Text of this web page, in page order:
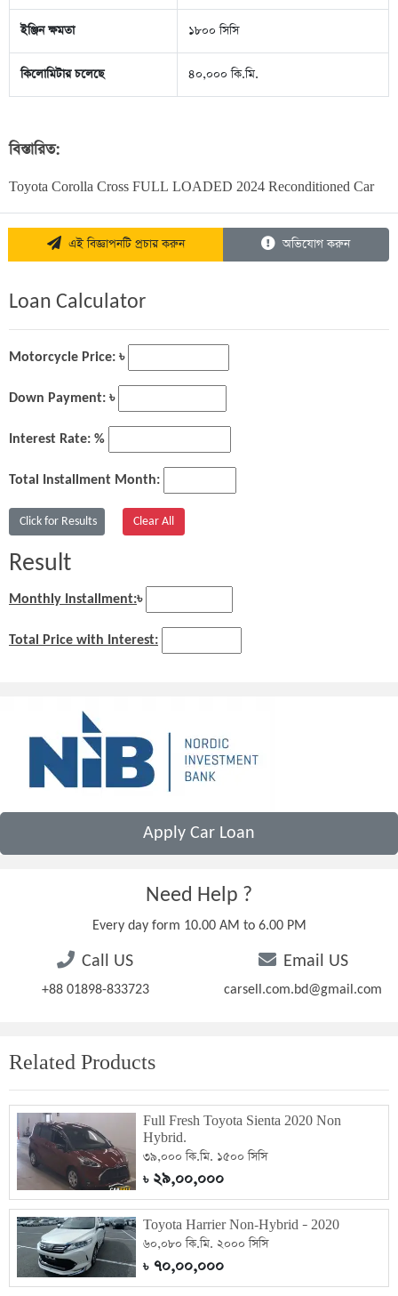
ইঞ্জিন ক্ষমতা ১৮০০ সিসি
কিলোমিটার চলেছে ৪০,০০০ কি.মি.
বিস্তারিত:
Toyota Corolla Cross FULL LOADED 2024 Reconditioned Car
এই বিজ্ঞাপনটি প্রচার করুন অভিযোগ করুন
Loan Calculator
Motorcycle Price: ৳
Down Payment: ৳
Interest Rate: %
Total Installment Month:
Result
Monthly Installment:৳
Total Price with Interest:
Apply Car Loan
Need Help ?
Every day form 10.00 AM to 6.00 PM
Call US
+88 01898-833723
Email US
carsell.com.bd@gmail.com
Related Products
Full Fresh Toyota Sienta 2020 Non
Hybrid.
৩৯,০০০ কি.মি. ১৫০০ সিসি
৳২৯,০০,০০০
Toyota Harrier Non-Hybrid – 2020
৬০,০৮০ কি.মি. ২০০০ সিসি
৳৭০,০০,০০০